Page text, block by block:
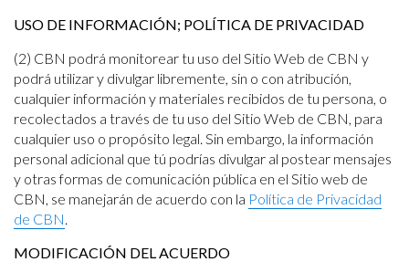
USO DE INFORMACIÓN; POLÍTICA DE PRIVACIDAD
(2) CBN podrá monitorear tu uso del Sitio Web de CBN y
podrá utilizar y divulgar libremente, sin o con atribución,
cualquier información y materiales recibidos de tu persona, o
recolectados a través de tu uso del Sitio Web de CBN, para
cualquier uso o propósito legal. Sin embargo, la información
personal adicional que tú podrías divulgar al postear mensajes
y otras formas de comunicación pública en el Sitio web de
CBN, se manejarán de acuerdo con la Política de Privacidad
de CBN.
MODIFICACIÓN DEL ACUERDO